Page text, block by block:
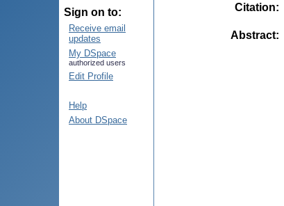
Sign on to:
Receive email
updates
My DSpace
authorized users
Edit Profile
Help
About DSpace
Citation:
Abstract: